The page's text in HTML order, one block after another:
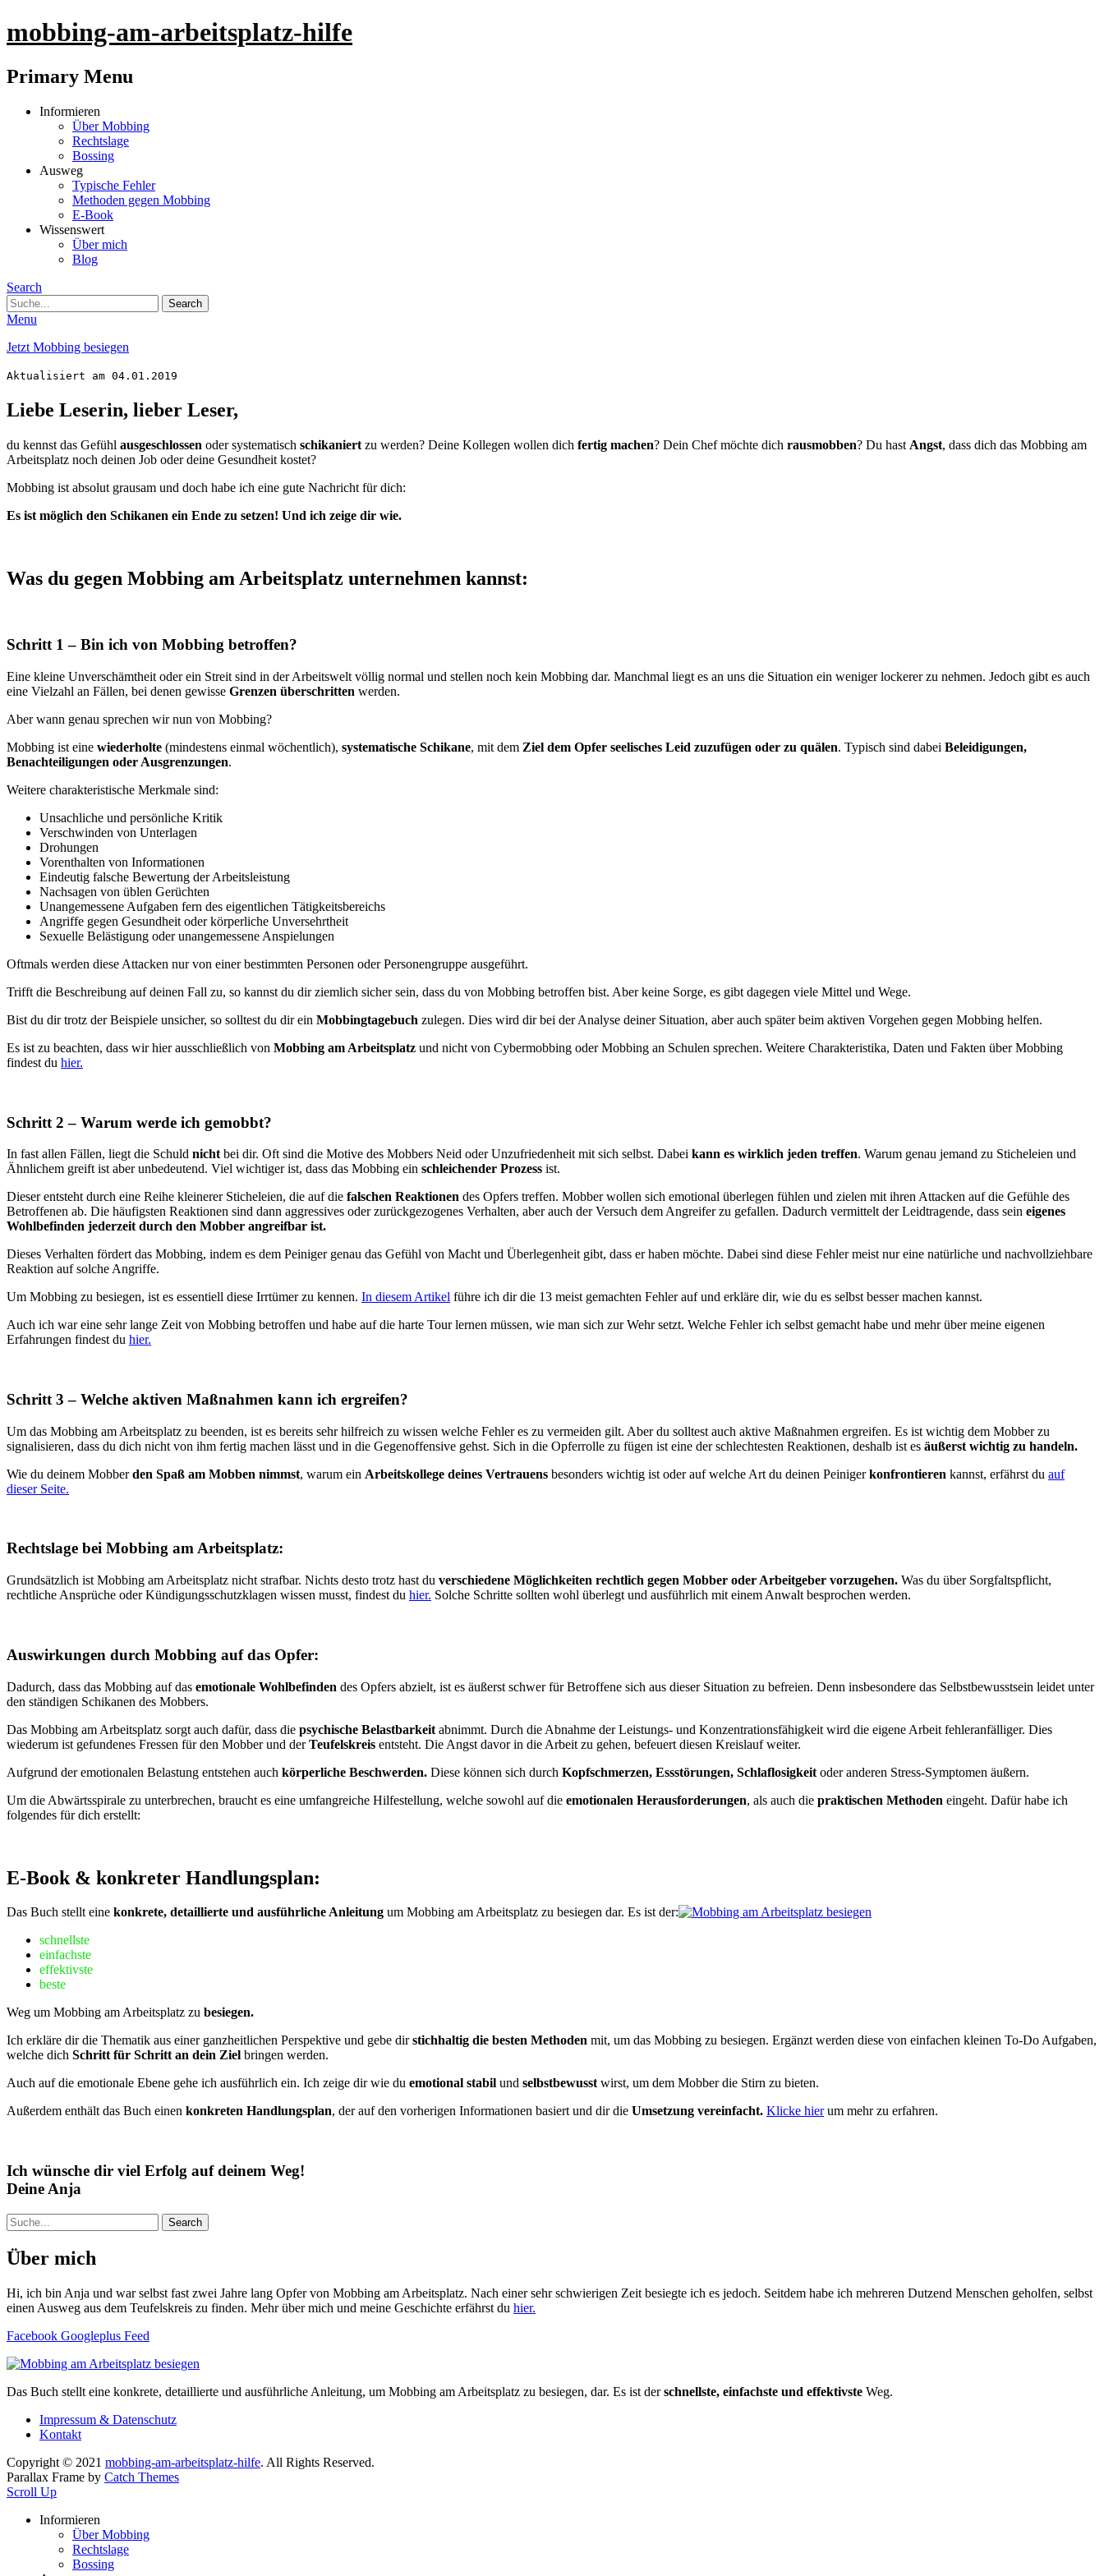
mobbing-am-arbeitsplatz-hilfe
Primary Menu
Informieren
Über Mobbing
Rechtslage
Bossing
Ausweg
Typische Fehler
Methoden gegen Mobbing
E-Book
Wissenswert
Über mich
Blog
Search
Menu
Jetzt Mobbing besiegen
Aktualisiert am 04.01.2019
Liebe Leserin, lieber Leser,
du kennst das Gefühl ausgeschlossen oder systematisch schikaniert zu werden? Deine Kollegen wollen dich fertig machen? Dein Chef möchte dich rausmobben? Du hast Angst, dass dich das Mobbing am
Arbeitsplatz noch deinen Job oder deine Gesundheit kostet?
Mobbing ist absolut grausam und doch habe ich eine gute Nachricht für dich:
Es ist möglich den Schikanen ein Ende zu setzen! Und ich zeige dir wie.
Was du gegen Mobbing am Arbeitsplatz unternehmen kannst:
Schritt 1 – Bin ich von Mobbing betroffen?
Eine kleine Unverschämtheit oder ein Streit sind in der Arbeitswelt völlig normal und stellen noch kein Mobbing dar. Manchmal liegt es an uns die Situation ein weniger lockerer zu nehmen. Jedoch gibt es auch
eine Vielzahl an Fällen, bei denen gewisse Grenzen überschritten werden.
Aber wann genau sprechen wir nun von Mobbing?
Mobbing ist eine wiederholte (mindestens einmal wöchentlich), systematische Schikane, mit dem Ziel dem Opfer seelisches Leid zuzufügen oder zu quälen. Typisch sind dabei Beleidigungen,
Benachteiligungen oder Ausgrenzungen.
Weitere charakteristische Merkmale sind:
Unsachliche und persönliche Kritik
Verschwinden von Unterlagen
Drohungen
Vorenthalten von Informationen
Eindeutig falsche Bewertung der Arbeitsleistung
Nachsagen von üblen Gerüchten
Unangemessene Aufgaben fern des eigentlichen Tätigkeitsbereichs
Angriffe gegen Gesundheit oder körperliche Unversehrtheit
Sexuelle Belästigung oder unangemessene Anspielungen
Oftmals werden diese Attacken nur von einer bestimmten Personen oder Personengruppe ausgeführt.
Trifft die Beschreibung auf deinen Fall zu, so kannst du dir ziemlich sicher sein, dass du von Mobbing betroffen bist. Aber keine Sorge, es gibt dagegen viele Mittel und Wege.
Bist du dir trotz der Beispiele unsicher, so solltest du dir ein Mobbingtagebuch zulegen. Dies wird dir bei der Analyse deiner Situation, aber auch später beim aktiven Vorgehen gegen Mobbing helfen.
Es ist zu beachten, dass wir hier ausschließlich von Mobbing am Arbeitsplatz und nicht von Cybermobbing oder Mobbing an Schulen sprechen. Weitere Charakteristika, Daten und Fakten über Mobbing
findest du hier.
Schritt 2 – Warum werde ich gemobbt?
In fast allen Fällen, liegt die Schuld nicht bei dir. Oft sind die Motive des Mobbers Neid oder Unzufriedenheit mit sich selbst. Dabei kann es wirklich jeden treffen. Warum genau jemand zu Sticheleien und
Ähnlichem greift ist aber unbedeutend. Viel wichtiger ist, dass das Mobbing ein schleichender Prozess ist.
Dieser entsteht durch eine Reihe kleinerer Sticheleien, die auf die falschen Reaktionen des Opfers treffen. Mobber wollen sich emotional überlegen fühlen und zielen mit ihren Attacken auf die Gefühle des
Betroffenen ab. Die häufigsten Reaktionen sind dann aggressives oder zurückgezogenes Verhalten, aber auch der Versuch dem Angreifer zu gefallen. Dadurch vermittelt der Leidtragende, dass sein eigenes
Wohlbefinden jederzeit durch den Mobber angreifbar ist.
Dieses Verhalten fördert das Mobbing, indem es dem Peiniger genau das Gefühl von Macht und Überlegenheit gibt, dass er haben möchte. Dabei sind diese Fehler meist nur eine natürliche und nachvollziehbare
Reaktion auf solche Angriffe.
Um Mobbing zu besiegen, ist es essentiell diese Irrtümer zu kennen. In diesem Artikel führe ich dir die 13 meist gemachten Fehler auf und erkläre dir, wie du es selbst besser machen kannst.
Auch ich war eine sehr lange Zeit von Mobbing betroffen und habe auf die harte Tour lernen müssen, wie man sich zur Wehr setzt. Welche Fehler ich selbst gemacht habe und mehr über meine eigenen
Erfahrungen findest du hier.
Schritt 3 – Welche aktiven Maßnahmen kann ich ergreifen?
Um das Mobbing am Arbeitsplatz zu beenden, ist es bereits sehr hilfreich zu wissen welche Fehler es zu vermeiden gilt. Aber du solltest auch aktive Maßnahmen ergreifen. Es ist wichtig dem Mobber zu
signalisieren, dass du dich nicht von ihm fertig machen lässt und in die Gegenoffensive gehst. Sich in die Opferrolle zu fügen ist eine der schlechtesten Reaktionen, deshalb ist es äußerst wichtig zu handeln.
Wie du deinem Mobberden Spaß am Mobben nimmst, warum ein Arbeitskollege deines Vertrauens besonders wichtig ist oder auf welche Art du deinen Peinigerkonfrontieren kannst, erfährst du auf
dieser Seite.
Rechtslage bei Mobbing am Arbeitsplatz:
Grundsätzlich ist Mobbing am Arbeitsplatz nicht strafbar. Nichts desto trotz hast du verschiedene Möglichkeiten rechtlich gegen Mobber oder Arbeitgeber vorzugehen. Was du über Sorgfaltspflicht,
rechtliche Ansprüche oder Kündigungsschutzklagen wissen musst, findest du hier. Solche Schritte sollten wohl überlegt und ausführlich mit einem Anwalt besprochen werden.
Auswirkungen durch Mobbing auf das Opfer:
Dadurch, dass das Mobbing auf das emotionale Wohlbefinden des Opfers abzielt, ist es äußerst schwer für Betroffene sich aus dieser Situation zu befreien. Denn insbesondere das Selbstbewusstsein leidet unter
den ständigen Schikanen des Mobbers.
Das Mobbing am Arbeitsplatz sorgt auch dafür, dass die psychische Belastbarkeit abnimmt. Durch die Abnahme der Leistungs- und Konzentrationsfähigkeit wird die eigene Arbeit fehleranfälliger. Dies
wiederum ist gefundenes Fressen für den Mobber und derTeufelskreis entsteht. Die Angst davor in die Arbeit zu gehen, befeuert diesen Kreislauf weiter.
Aufgrund der emotionalen Belastung entstehen auch körperliche Beschwerden. Diese können sich durch Kopfschmerzen, Essstörungen, Schlaflosigkeit oder anderen Stress-Symptomen äußern.
Um die Abwärtsspirale zu unterbrechen, braucht es eine umfangreiche Hilfestellung, welche sowohl auf die emotionalen Herausforderungen, als auch die praktischen Methoden eingeht. Dafür habe ich
folgendes für dich erstellt:
E-Book & konkreter Handlungsplan:
Das Buch stellt eine konkrete, detaillierte und ausführliche Anleitung um Mobbing am Arbeitsplatz zu besiegen dar. Es ist der:
schnellste
einfachste
effektivste
beste
Weg um Mobbing am Arbeitsplatz zu besiegen.
Ich erkläre dir die Thematik aus einer ganzheitlichen Perspektive und gebe dirstichhaltig die besten Methoden mit, um das Mobbing zu besiegen. Ergänzt werden diese von einfachen kleinen To-Do Aufgaben,
welche dich Schritt für Schritt an dein Ziel bringen werden.
Auch auf die emotionale Ebene gehe ich ausführlich ein. Ich zeige dir wie du emotional stabil und selbstbewusstwirst, um dem Mobber die Stirn zu bieten.
Außerdem enthält das Buch einen konkreten Handlungsplan, der auf den vorherigen Informationen basiert und dir die Umsetzung vereinfacht. Klicke hierum mehr zu erfahren.
Ich wünsche dir viel Erfolg auf deinem Weg!
Deine Anja
Über mich
Hi, ich bin Anja und war selbst fast zwei Jahre lang Opfer von Mobbing am Arbeitsplatz. Nach einer sehr schwierigen Zeit besiegte ich es jedoch. Seitdem habe ich mehreren Dutzend Menschen geholfen, selbst
einen Ausweg aus dem Teufelskreis zu finden. Mehr über mich und meine Geschichte erfährst du hier.
Facebook Googleplus Feed
Das Buch stellt eine konkrete, detaillierte und ausführliche Anleitung, um Mobbing am Arbeitsplatz zu besiegen, dar. Es ist derschnellste, einfachste und effektivste Weg.
Impressum & Datenschutz
Kontakt
Copyright © 2021 mobbing-am-arbeitsplatz-hilfe. All Rights Reserved.
Parallax Frame by Catch Themes
Scroll Up
Informieren
Über Mobbing
Rechtslage
Bossing